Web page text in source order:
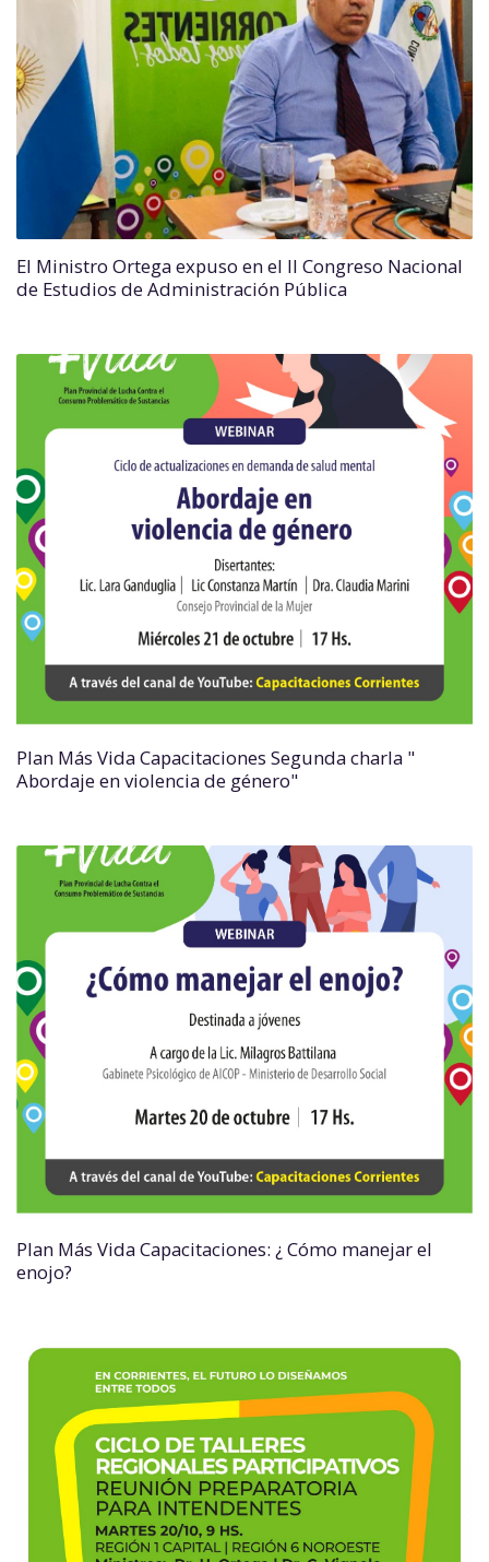
El Ministro Ortega expuso en el II Congreso Nacional
de Estudios de Administración Pública
Plan Más Vida Capacitaciones Segunda charla "
Abordaje en violencia de género"
Plan Más Vida Capacitaciones: ¿ Cómo manejar el
enojo?